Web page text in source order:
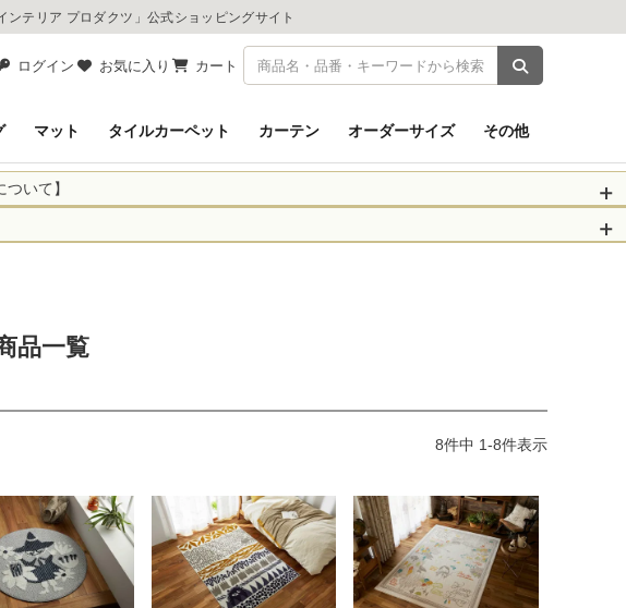
テリア プロダクツ」公式ショッピングサイト
ログイン お気に入り カート 商品を検索
マット タイルカーペット カーテン オーダーサイズ その他
いて】
しますとともに、被災された皆さま
を発着するお荷物のお届けに遅れが
響が変更となる場合がございます。
い申し上げます。
品一覧
8件中 1-8件表示